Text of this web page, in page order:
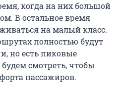
когда на них большой
В остальное время
на малый класс.
полностью будут
но есть пиковые
смотреть, чтобы
пассажиров.